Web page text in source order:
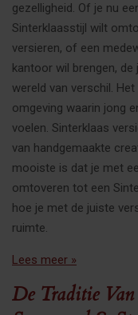
gezelligheid. Of je nu
Sinterklaasstijl wilt
versieren, of een
kantoor wil brengen,
wereld van verschil.
omgeving waarin jong
voelen. Sinterklaas
van handgemaakte
mooiste is dat je met
omtoveren tot een
hoe je met de juiste
ruimte.
Lees meer »
De Traditie